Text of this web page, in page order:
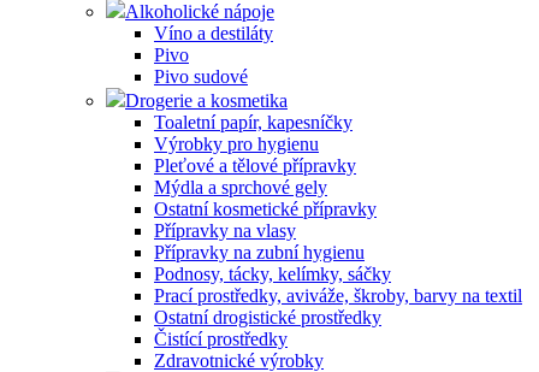
Alkoholické nápoje
Víno a destiláty
Pivo
Pivo sudové
Drogerie a kosmetika
Toaletní papír, kapesníčky
Výrobky pro hygienu
Pleťové a tělové přípravky
Mýdla a sprchové gely
Ostatní kosmetické přípravky
Přípravky na vlasy
Přípravky na zubní hygienu
Podnosy, tácky, kelímky, sáčky
Prací prostředky, aviváže, škroby, barvy na textil
Ostatní drogistické prostředky
Čistící prostředky
Zdravotnické výrobky